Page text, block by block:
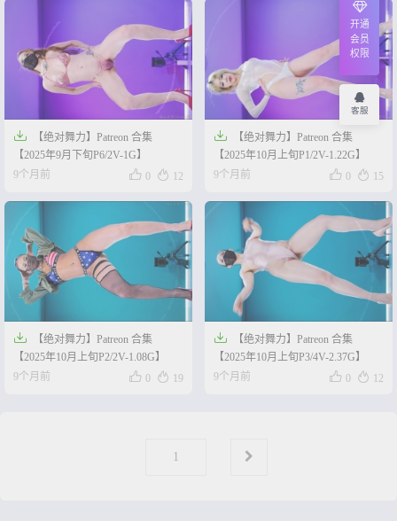

【绝对舞力】Patreon 合集
【2025年9月下旬P6/2V-1G】
9个月前
 0  12

【绝对舞力】Patreon 合集
【2025年10月上旬P1/2V-1.22G】
9个月前
 0  15

【绝对舞力】Patreon 合集
【2025年10月上旬P2/2V-1.08G】
9个月前
 0  19

【绝对舞力】Patreon 合集
【2025年10月上旬P3/4V-2.37G】
9个月前
 0  12
第1
开通
会员
权限
客服